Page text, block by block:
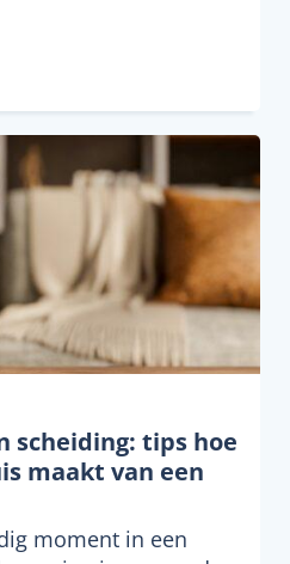
scheiding: tips hoe
maakt van een
moment in een